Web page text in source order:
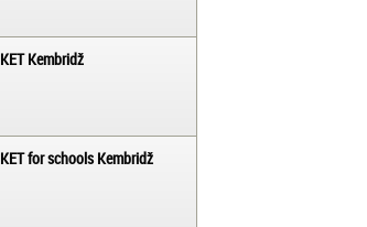
KET Kembridž
KET for schools Kembridž